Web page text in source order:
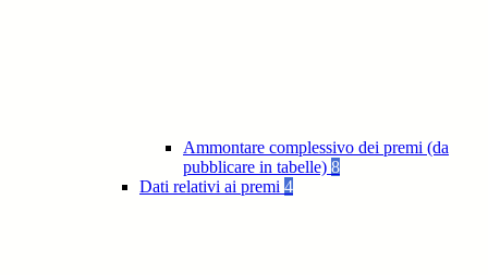
Ammontare complessivo dei premi (da
pubblicare in tabelle) 8
Dati relativi ai premi 4